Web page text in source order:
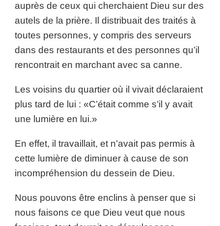
auprès de ceux qui cherchaient Dieu sur des
autels de la prière. Il distribuait des traités à
toutes personnes, y compris des serveurs
dans des restaurants et des personnes qu’il
rencontrait en marchant avec sa canne.
Les voisins du quartier où il vivait déclaraient
plus tard de lui : «C’était comme s’il y avait
une lumière en lui.»
En effet, il travaillait, et n’avait pas permis à
cette lumière de diminuer à cause de son
incompréhension du dessein de Dieu.
Nous pouvons être enclins à penser que si
nous faisons ce que Dieu veut que nous